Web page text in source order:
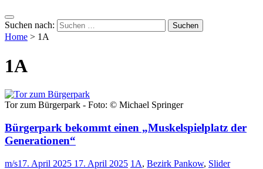
Suchen nach:
Home > 1A
1A
Tor zum Bürgerpark - Foto: © Michael Springer
Bürgerpark bekommt einen „Muskelspielplatz der
Generationen“
m/s17. April 2025 17. April 2025 1A, Bezirk Pankow, Slider